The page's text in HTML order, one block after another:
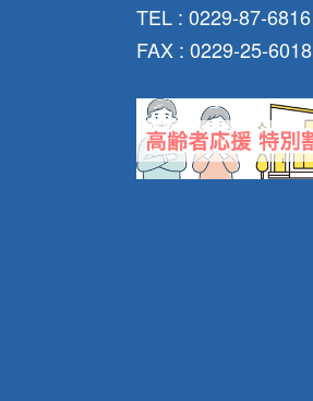
TEL : 0229-87-6816
FAX : 0229-25-6018